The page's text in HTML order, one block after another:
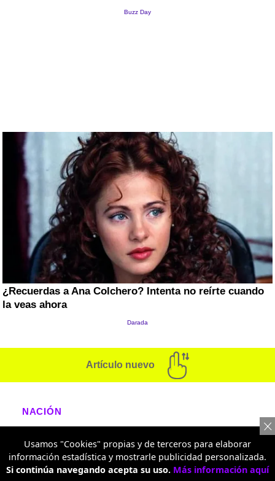
Artículo nuevo
NACIÓN
Cilindro abandonado en vía
Panamericana causó pánico en
medio de posición de De la
Usamos "Cookies" propias y de terceros para elaborar
información estadística y mostrarle publicidad personalizada.
Si continúa navegando acepta su uso. Más información aquí